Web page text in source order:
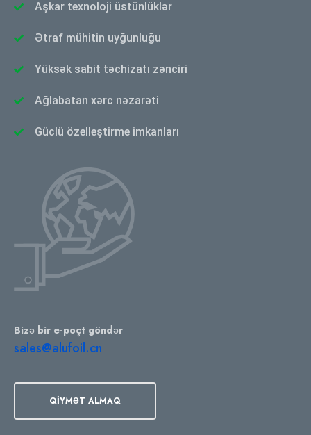
Aşkar texnoloji üstünlüklər
Ətraf mühitin uyğunluğu
Yüksək sabit təchizatı zənciri
Ağlabatan xərc nəzarəti
Güclü özelleştirme imkanları
Bizə bir e-poçt göndər
sales@alufoil.cn
QIYMƏT ALMAQ